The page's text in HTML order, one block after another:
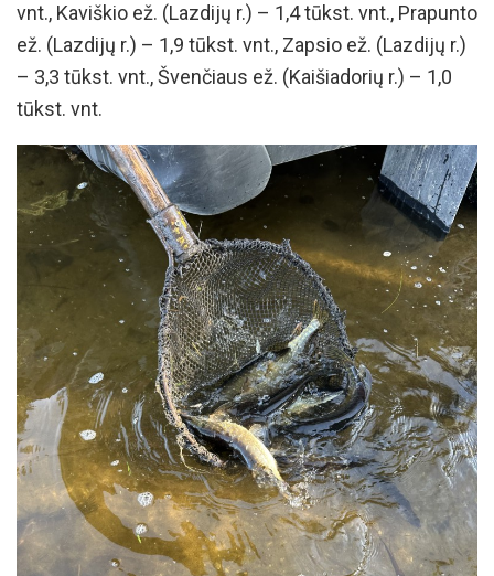
vnt., Kaviškio ež. (Lazdijų r.) – 1,4 tūkst. vnt., Prapunto
ež. (Lazdijų r.) – 1,9 tūkst. vnt., Zapsio ež. (Lazdijų r.)
– 3,3 tūkst. vnt., Švenčiaus ež. (Kaišiadorių r.) – 1,0
tūkst. vnt.